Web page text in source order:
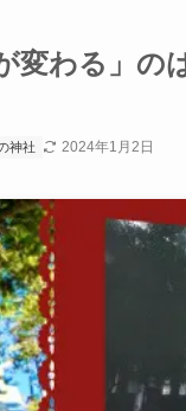
変わる」の
神社 2024年1月2日